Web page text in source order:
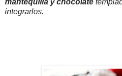
integrarlos.